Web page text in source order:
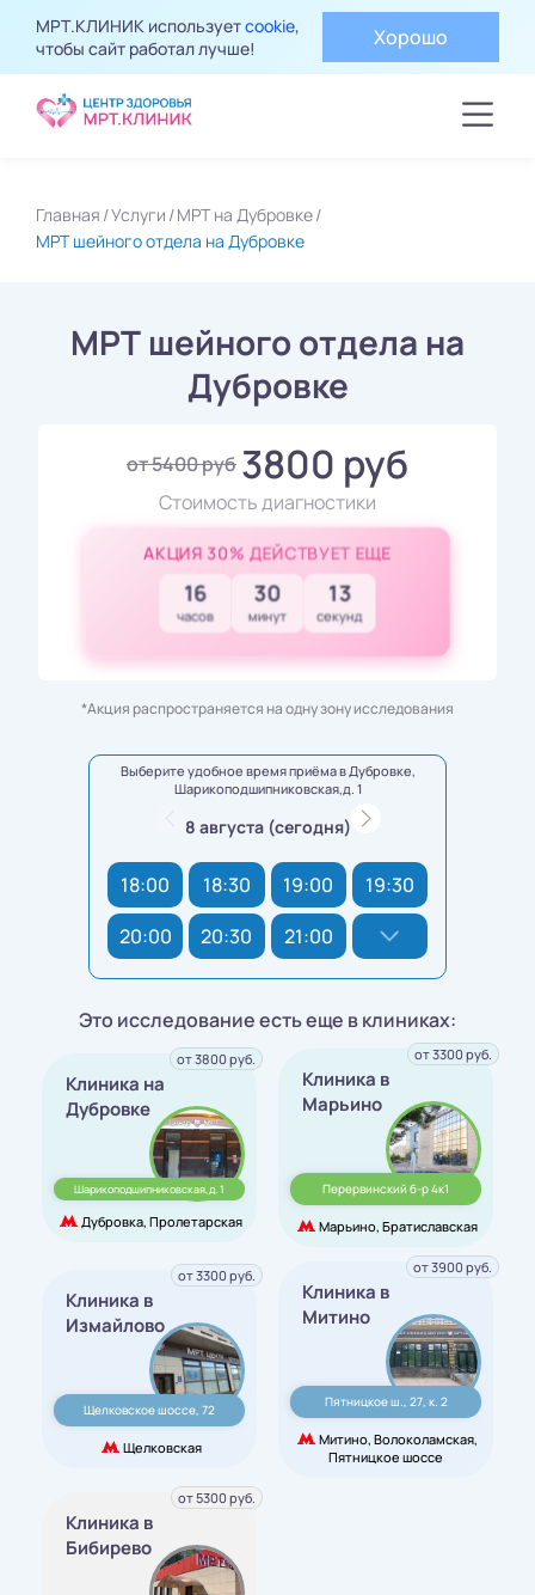
МРТ.КЛИНИК используетcookie,
чтобы сайт работал лучше!
Хорошо
Главная Услуги МРТ на Дубровке
МРТ шейного отдела на Дубровке
МРТ шейного отдела на
Дубровке
от 5400 руб 3800 руб
Стоимость диагностики
АКЦИЯ 30% ДЕЙСТВУЕТ ЕЩЕ
16
часов
30
минут
11
секунд
*Акция распространяется на одну зону исследования
Выберите удобное время приёма в Дубровке,
Шарикоподшипниковская,д. 1
8 августа (сегодня)
18:00 18:30 19:00
19:30
20:00
20:30 21:00
Это исследование есть еще в клиниках:
Клиника на
Дубровке
Шарикоподшипниковская,д. 1
Дубровка, Пролетарская
от 3800 руб.
Клиника в
Марьино
Перервинский б-р 4к1
Марьино, Братиславская
от 3300 руб.
Клиника в
Измайлово
Щелковское шоссе, 72
Щелковская
от 3300 руб.
Клиника в
Митино
Пятницкое ш., 27, к. 2
Митино, Волоколамская,
Пятницкое шоссе
от 3900 руб.
Клиника в
Бибирево
от 5300 руб.